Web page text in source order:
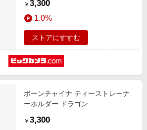
￥ 3,300
1.0%
ストアにすすむ
ボーンチャイナ ティーストレーナ
ーホルダー ドラゴン
￥ 3,300